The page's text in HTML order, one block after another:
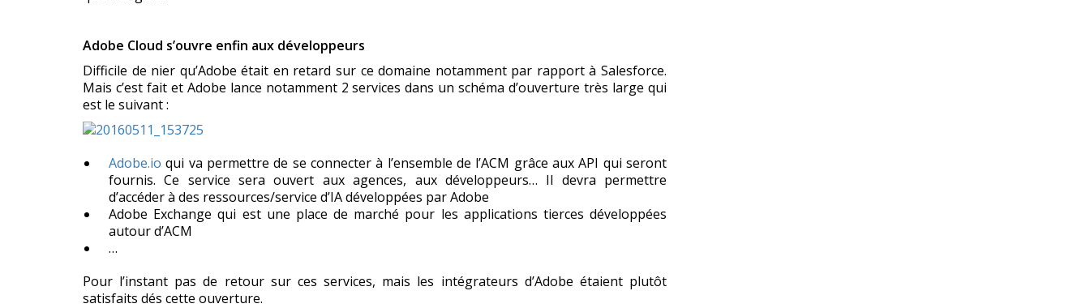
Adobe Cloud s’ouvre enfin aux développeurs
Difficile de nier qu’Adobe était en retard sur ce domaine notamment par rapport à Salesforce.
Mais c’est fait et Adobe lance notamment 2 services dans un schéma d’ouverture très large qui
est le suivant :
Adobe.io qui va permettre de se connecter à l’ensemble de l’ACM grâce aux API qui seront
fournis. Ce service sera ouvert aux agences, aux développeurs… Il devra permettre
d’accéder à des ressources/service d’IA développées par Adobe
Adobe Exchange qui est une place de marché pour les applications tierces développées
autour d’ACM
…
Pour l’instant pas de retour sur ces services, mais les intégrateurs d’Adobe étaient plutôt
satisfaits dés cette ouverture.